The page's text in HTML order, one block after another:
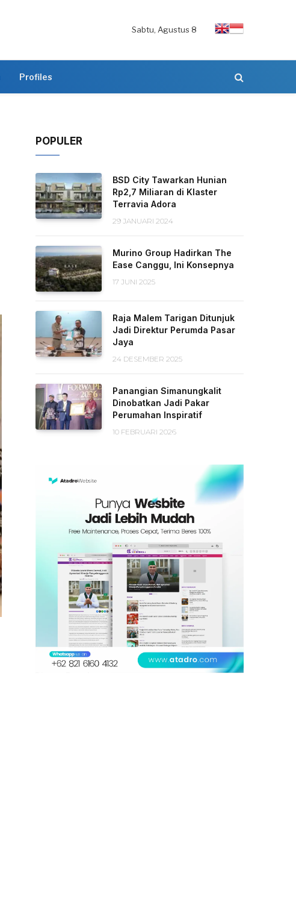
Sabtu, Agustus 8
Profiles
POPULER
BSD City Tawarkan Hunian
Rp2,7 Miliaran di Klaster
Terravia Adora
29 JANUARI 2024
Murino Group Hadirkan The
Ease Canggu, Ini Konsepnya
17 JUNI 2025
Raja Malem Tarigan Ditunjuk
Jadi Direktur Perumda Pasar
Jaya
24 DESEMBER 2025
Panangian Simanungkalit
Dinobatkan Jadi Pakar
Perumahan Inspiratif
10 FEBRUARI 2026